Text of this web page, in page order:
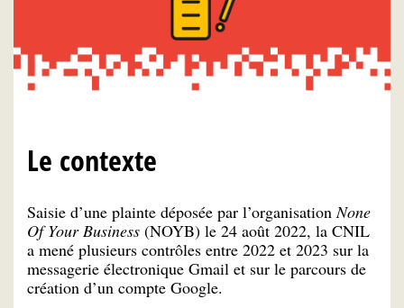
Le contexte
Saisie d’une plainte déposée par l’organisationNone
Of Your Business (NOYB) le 24 août 2022, la CNIL
a mené plusieurs contrôles entre 2022 et 2023 sur la
messagerie électronique Gmail et sur le parcours de
création d’un compte Google.